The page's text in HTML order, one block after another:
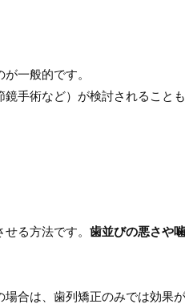
一般的です。
手術など）が検討されることも
る方法です。 歯並びの悪さや
合は、歯列矯正のみでは効果